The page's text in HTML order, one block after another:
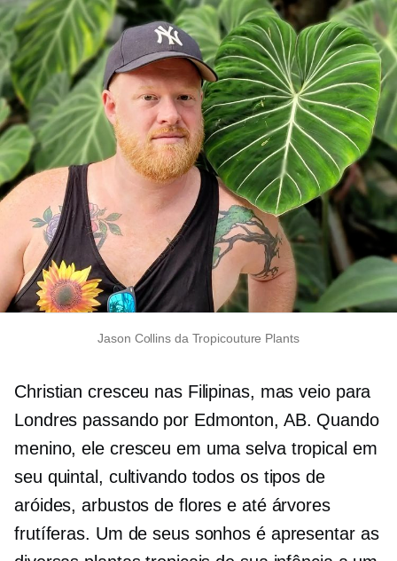
Jason Collins da Tropicouture Plants
Christian cresceu nas Filipinas, mas veio para
Londres passando por Edmonton, AB. Quando
menino, ele cresceu em uma selva tropical em
seu quintal, cultivando todos os tipos de
aróides, arbustos de flores e até árvores
frutíferas. Um de seus sonhos é apresentar as